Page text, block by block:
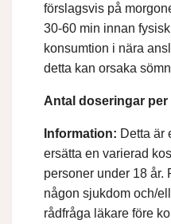
förslagsvis på
30-60 min innan
konsumtion i nära
detta kan orsaka
Antal doseringar per
Information: Detta är
ersätta en varierad
personer under 18 år.
någon sjukdom och/
rådfråga läkare före